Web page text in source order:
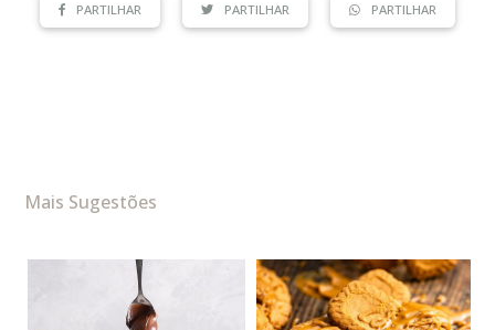
PARTILHAR PARTILHAR PARTILHAR
Mais Sugestões